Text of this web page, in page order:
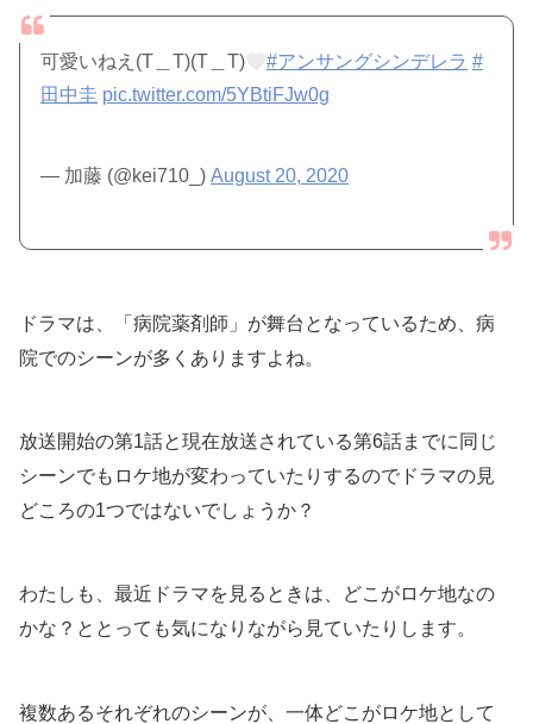
可愛いねえ(T＿T)(T＿T) #アンサングシンデレラ #
田中圭 pic.twitter.com/5YBtiFJw0g
— 加藤 (@kei710_)August 20, 2020
ドラマは、「病院薬剤師」が舞台となっているため、病
院でのシーンが多くありますよね。
放送開始の第1話と現在放送されている第6話までに同じ
シーンでもロケ地が変わっていたりするのでドラマの見
どころの1つではないでしょうか？
わたしも、最近ドラマを見るときは、どこがロケ地なの
かな？ととっても気になりながら見ていたりします。
複数あるそれぞれのシーンが、一体どこがロケ地として